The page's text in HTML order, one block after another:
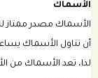
الأسماك
أن تناول الأسماك
لذا، تعد الأسماك من